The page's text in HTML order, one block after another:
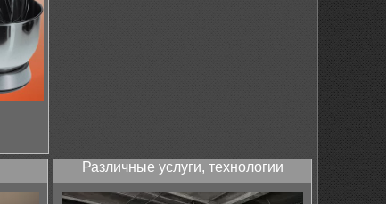
Различные услуги, технологии